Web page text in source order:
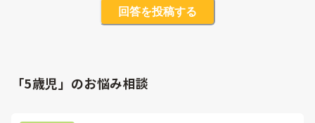
回答を投稿する
「5歳児」のお悩み相談